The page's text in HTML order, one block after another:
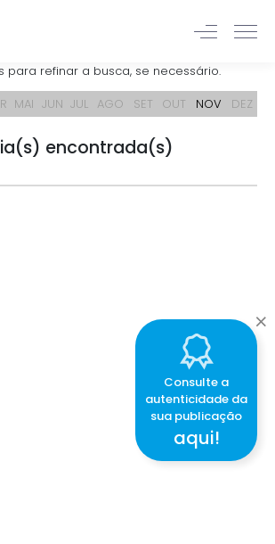
para refinar a busca, se necessário.
MAI JUN JUL AGO SET OUT NOV DEZ
encontrada(s)
Consulte a
autenticidade da
sua publicação
aqui!